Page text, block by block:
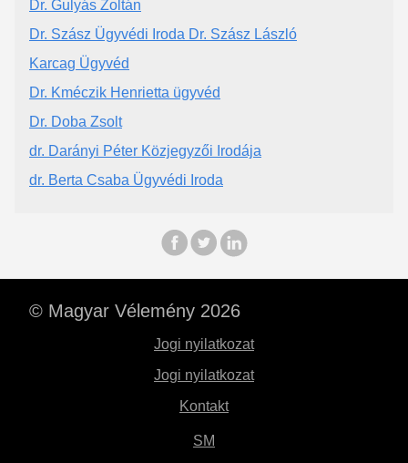
Dr. Gulyás Zoltán
Dr. Szász Ügyvédi Iroda Dr. Szász László
Karcag Ügyvéd
Dr. Kméczik Henrietta ügyvéd
Dr. Doba Zsolt
dr. Darányi Péter Közjegyzői Irodája
dr. Berta Csaba Ügyvédi Iroda
© Magyar Vélemény 2026
Jogi nyilatkozat
Jogi nyilatkozat
Kontakt
SM